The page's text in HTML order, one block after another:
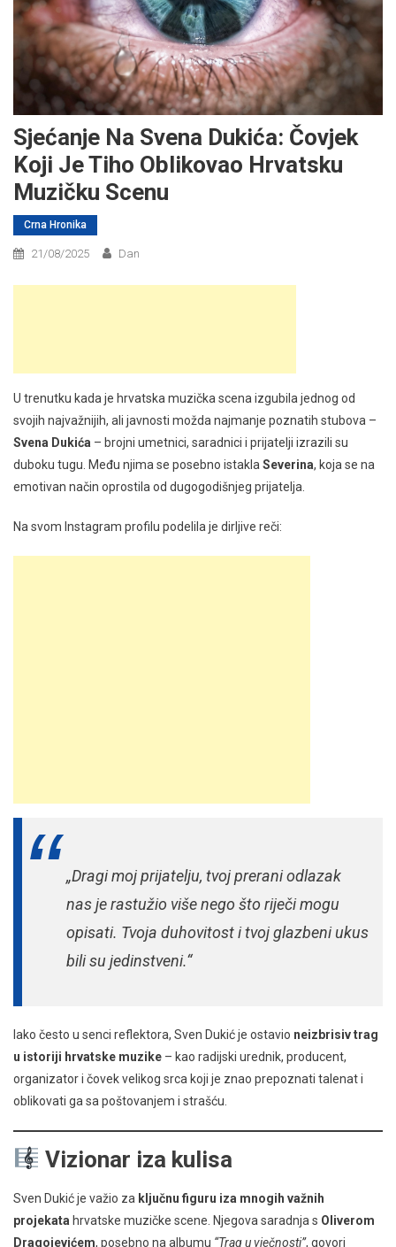
Sjećanje Na Svena Dukića: Čovjek
Koji Je Tiho Oblikovao Hrvatsku
Muzičku Scenu
Crna Hronika
21/08/2025 Dan
U trenutku kada je hrvatska muzička scena izgubila jednog od
svojih najvažnijih, ali javnosti možda najmanje poznatih stubova –
Svena Dukića – brojni umetnici, saradnici i prijatelji izrazili su
duboku tugu. Među njima se posebno istakla Severina, koja se na
emotivan način oprostila od dugogodišnjeg prijatelja.
Na svom Instagram profilu podelila je dirljive reči:
„Dragi moj prijatelju, tvoj prerani odlazak
nas je rastužio više nego što riječi mogu
opisati. Tvoja duhovitost i tvoj glazbeni ukus
bili su jedinstveni.“
Iako često u senci reflektora, Sven Dukić je ostavio neizbrisiv trag
u istoriji hrvatske muzike – kao radijski urednik, producent,
organizator i čovek velikog srca koji je znao prepoznati talenat i
oblikovati ga sa poštovanjem i strašću.
Vizionar iza kulisa
Sven Dukić je važio za ključnu figuru iza mnogih važnih
projekata hrvatske muzičke scene. Njegova saradnja s Oliverom
Dragojevićem, posebno na albumu “Trag u vječnosti”, govori